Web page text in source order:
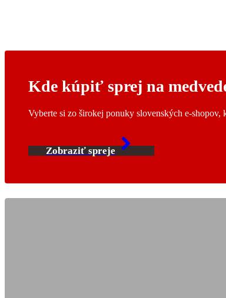
Kde kúpiť sprej na
Vyberte si zo širokej ponuky slovenských e-
Zobraziť spreje